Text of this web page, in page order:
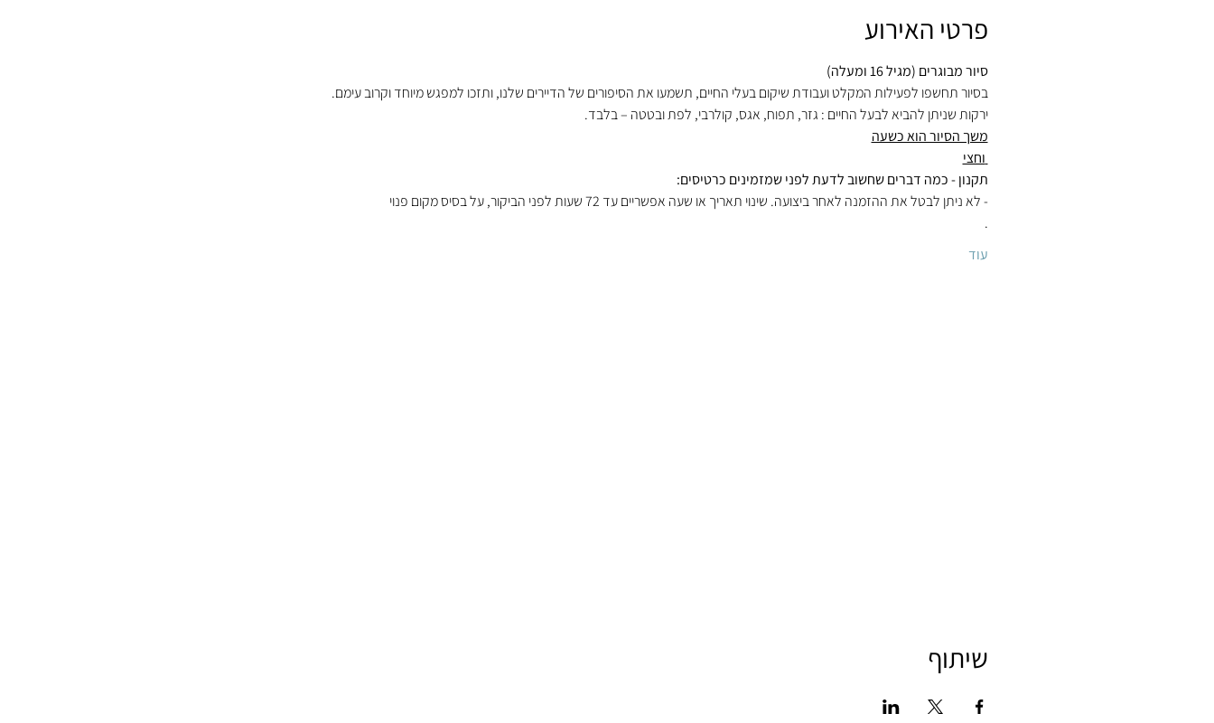
פרטי האירוע
סיור מבוגרים (מגיל 16 ומעלה)
בסיור תחשפו לפעילות המקלט ועבודת שיקום בעלי החיים, תשמעו את הסיפורים של הדיירים שלנו, ותזכו למפגש מיוחד וקרוב עימם.
ירקות שניתן להביא לבעל החיים : גזר, תפוח, אגס, קולרבי, לפת ובטטה – בלבד.
תקנון - כמה דברים שחשוב לדעת לפני שמזמינים כרטיסים:
.
עוד
שיתוף